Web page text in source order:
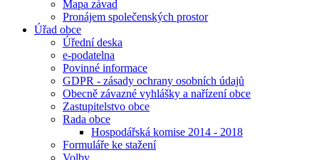
Mapa závad
Pronájem společenských prostor
Úřad obce
Úřední deska
e-podatelna
Povinné informace
GDPR - zásady ochrany osobních údajů
Obecně závazné vyhlášky a nařízení obce
Zastupitelstvo obce
Rada obce
Hospodářská komise 2014 - 2018
Formuláře ke stažení
Volby